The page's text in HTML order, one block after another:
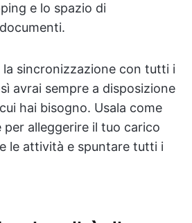
e lo spazio di
sincronizzazione con tutti i
avrai sempre a disposizione
hai bisogno. Usala come
alleggerire il tuo carico
le attività e spuntare tutti i